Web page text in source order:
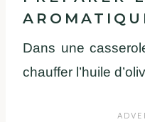
Dans une
chauffer l’huile